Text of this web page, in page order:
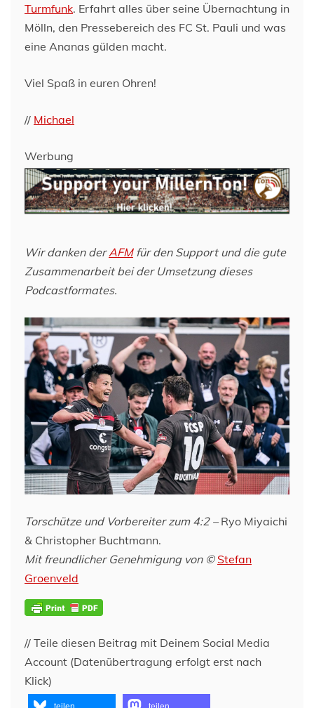
Turmfunk. Erfahrt alles über seine Übernachtung in
Mölln, den Pressebereich des FC St. Pauli und was
eine Ananas gülden macht.
Viel Spaß in euren Ohren!
// Michael
Werbung
Wir danken derAFMfür den Support und die gute
Zusammenarbeit bei der Umsetzung dieses
Podcastformates.
Torschütze und Vorbereiter zum 4:2 – Ryo Miyaichi
& Christopher Buchtmann.
Mit freundlicher Genehmigung von © Stefan
Groenveld
// Teile diesen Beitrag mit Deinem Social Media
Account (Datenübertragung erfolgt erst nach
Klick)